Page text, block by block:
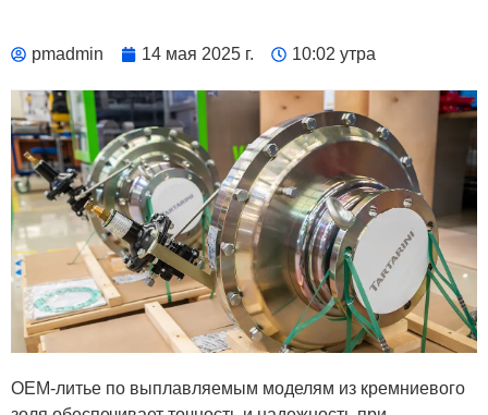
pmadmin 14 мая 2025 г. 10:02 утра
OEM-литье по выплавляемым моделям из кремниевого